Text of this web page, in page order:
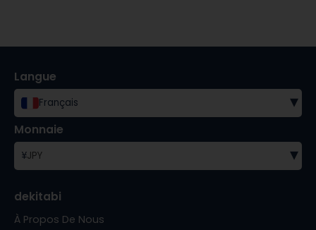
Langue
Français ▾
Monnaie
¥JPY ▾
dekitabi
À Propos De Nous